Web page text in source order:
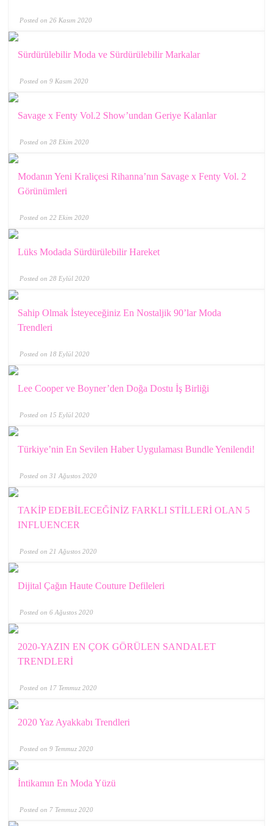
Posted on 26 Kasım 2020
Sürdürülebilir Moda ve Sürdürülebilir Markalar
Posted on 9 Kasım 2020
Savage x Fenty Vol.2 Show’undan Geriye Kalanlar
Posted on 28 Ekim 2020
Modanın Yeni Kraliçesi Rihanna’nın Savage x Fenty Vol. 2
Görünümleri
Posted on 22 Ekim 2020
Lüks Modada Sürdürülebilir Hareket
Posted on 28 Eylül 2020
Sahip Olmak İsteyeceğiniz En Nostaljik 90’lar Moda
Trendleri
Posted on 18 Eylül 2020
Lee Cooper ve Boyner’den Doğa Dostu İş Birliği
Posted on 15 Eylül 2020
Türkiye’nin En Sevilen Haber Uygulaması Bundle Yenilendi!
Posted on 31 Ağustos 2020
TAKİP EDEBİLECEĞİNİZ FARKLI STİLLERİ OLAN 5
INFLUENCER
Posted on 21 Ağustos 2020
Dijital Çağın Haute Couture Defileleri
Posted on 6 Ağustos 2020
2020-YAZIN EN ÇOK GÖRÜLEN SANDALET
TRENDLERİ
Posted on 17 Temmuz 2020
2020 Yaz Ayakkabı Trendleri
Posted on 9 Temmuz 2020
İntikamın En Moda Yüzü
Posted on 7 Temmuz 2020